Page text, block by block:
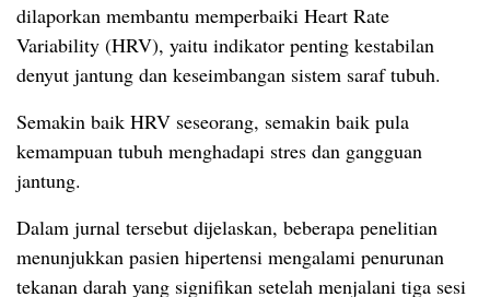
dilaporkan membantu memperbaiki Heart Rate
Variability (HRV), yaitu indikator penting kestabilan
denyut jantung dan keseimbangan sistem saraf tubuh.
Semakin baik HRV seseorang, semakin baik pula
kemampuan tubuh menghadapi stres dan gangguan
jantung.
Dalam jurnal tersebut dijelaskan, beberapa penelitian
menunjukkan pasien hipertensi mengalami penurunan
tekanan darah yang signifikan setelah menjalani tiga sesi